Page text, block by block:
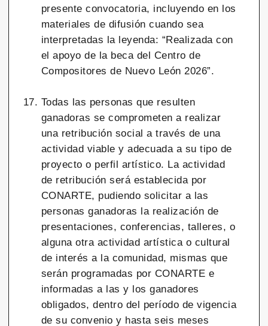
presente convocatoria, incluyendo en los
materiales de difusión cuando sea
interpretadas la leyenda: “Realizada con
el apoyo de la beca del Centro de
Compositores de Nuevo León 2026”.
Todas las personas que resulten
ganadoras se comprometen a realizar
una retribución social a través de una
actividad viable y adecuada a su tipo de
proyecto o perfil artístico. La actividad
de retribución será establecida por
CONARTE, pudiendo solicitar a las
personas ganadoras la realización de
presentaciones, conferencias, talleres, o
alguna otra actividad artística o cultural
de interés a la comunidad, mismas que
serán programadas por CONARTE e
informadas a las y los ganadores
obligados, dentro del período de vigencia
de su convenio y hasta seis meses